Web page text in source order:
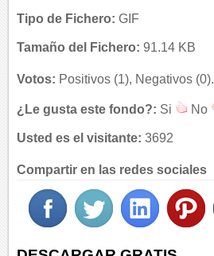
Tipo de Fichero: GIF
Tamaño del Fichero: 91.14 KB
Votos: Positivos (1), Negativos (0).
¿Le gusta este fondo?: Si No
Usted es el visitante: 3692
Compartir en las redes sociales